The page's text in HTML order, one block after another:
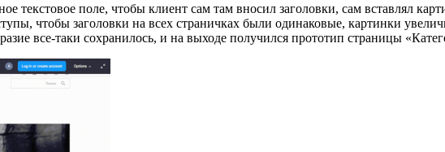
текстовое поле, чтобы клиент сам там вносил заголовки, сам вставлял
чтобы заголовки на всех страничках были одинаковые, картинки
все-таки сохранилось, и на выходе получился прототип страницы